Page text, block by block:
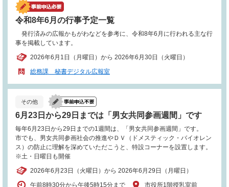
令和8年6月の行事予定一覧
発行済みの広報かもがわなどを参考に、令和8年6月に行われる主な行
事を掲載しています。
2026年6月1日（月曜日）から 2026年6月30日（火曜日）
総務課 秘書デジタル広報室
その他
6月23日から29日までは「男女共同参画週間」です
毎年6月23日から29日までの1週間は、「男女共同参画週間」です。
市でも、男女共同参画社会の推進やＤＶ（ドメスティック・バイオレン
ス）の防止に理解を深めていただこうと、特設コーナーを設置します。
※土・日曜日も開催
2026年6月23日（火曜日）から 2026年6月29日（月曜日）
午前8時30分から午後5時15分まで
市役所1階授乳室前